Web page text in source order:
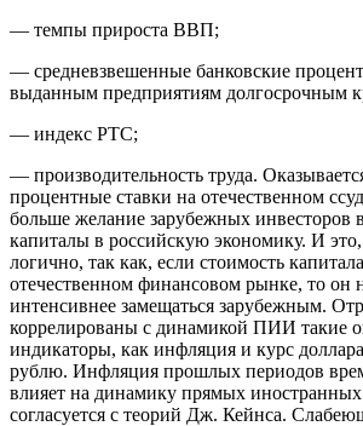
— темпы прироста ВВП;
— средневзвешенные банковские
выданным предприятиям долгосрочным
— индекс РТС;
— производительность труда.
процентные ставки на отечественном
больше желание зарубежных инвесторов
капиталы в российскую экономику. И
логично, так как, если стоимость
отечественном финансовом рынке, то он
интенсивнее замещаться зарубежным.
коррелированы с динамикой ПИИ такие
индикаторы, как инфляция и курс
рублю. Инфляция прошлых периодов
влияет на динамику прямых
согласуется с теорий Дж. Кейнса.